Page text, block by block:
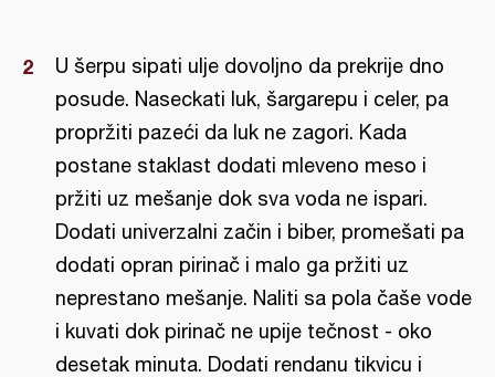
U šerpu sipati ulje dovoljno da prekrije dno
posude. Naseckati luk, šargarepu i celer, pa
propržiti pazeći da luk ne zagori. Kada
postane staklast dodati mleveno meso i
pržiti uz mešanje dok sva voda ne ispari.
Dodati univerzalni začin i biber, promešati pa
dodati opran pirinač i malo ga pržiti uz
neprestano mešanje. Naliti sa pola čaše vode
i kuvati dok pirinač ne upije tečnost - oko
desetak minuta. Dodati rendanu tikvicu i